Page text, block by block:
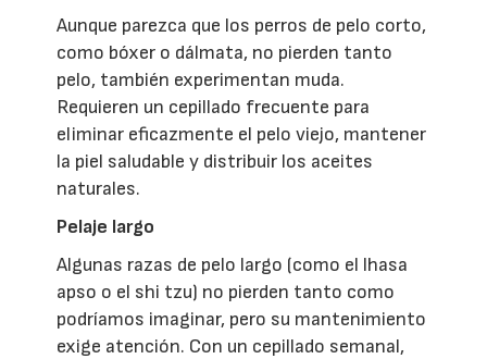
Aunque parezca que los perros de pelo corto,
como bóxer o dálmata, no pierden tanto
pelo, también experimentan muda.
Requieren un cepillado frecuente para
eliminar eficazmente el pelo viejo, mantener
la piel saludable y distribuir los aceites
naturales.
Pelaje largo
Algunas razas de pelo largo (como el lhasa
apso o el shi tzu) no pierden tanto como
podríamos imaginar, pero su mantenimiento
exige atención. Con un cepillado semanal,